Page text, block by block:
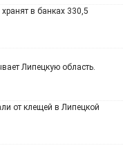
в банках 330,5
Липецкую область.
от клещей в Липецкой